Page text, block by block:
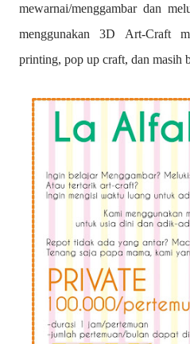
mewarnai/menggambar dan
menggunakan 3D Art-Craft
printing, pop up craft, dan masih